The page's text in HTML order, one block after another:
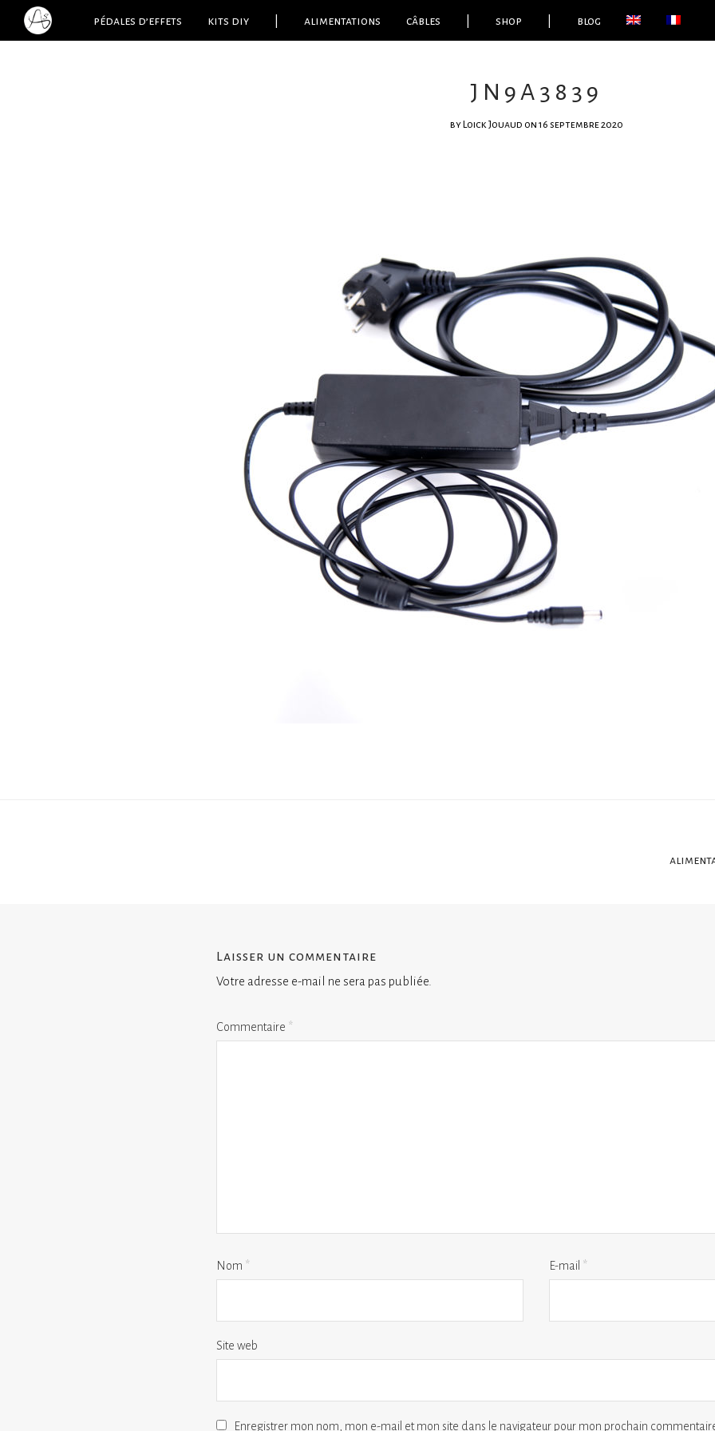
pédales d’effets kits diy alimentations câbles shop blog
JN9A3839
by Loick Jouaud on 16 septembre 2020
Laisser un commentaire
Votre adresse e-mail ne sera pas publiée.
Commentaire *
Nom * E-mail *
Site web
Enregistrer mon nom, mon e-mail et mon site dans le navigateur pour mon prochain